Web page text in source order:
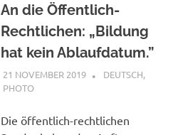
An die Öffentlich-
Rechtlichen: „Bildung
hat kein Ablaufdatum.”
21 NOVEMBER 2019 VGRASS
DEUTSCH,
PHOTO
Die öffentlich-rechtlichen